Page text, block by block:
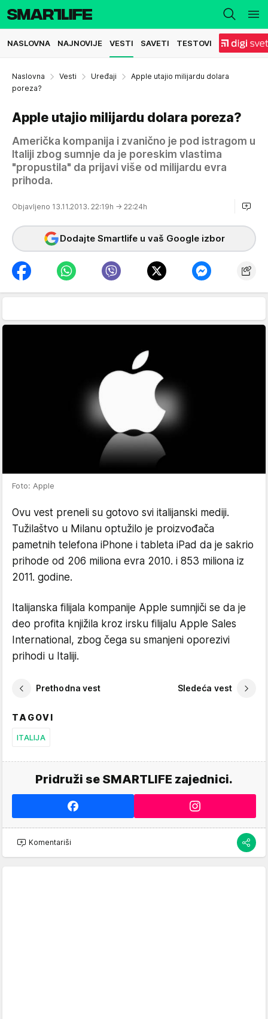
NASLOVNA NAJNOVIJE VESTI SAVETI TESTOVI
Naslovna Vesti Uređaji
Apple utajio milijardu dolara
poreza?
Apple utajio milijardu dolara poreza?
Američka kompanija i zvanično je pod istragom u
Italiji zbog sumnje da je poreskim vlastima
"propustila" da prijavi više od milijardu evra
prihoda.
Objavljeno 13.11.2013. 22:19h → 22:24h
Dodajte Smartlife u vaš Google izbor
Foto: Apple
Ovu vest preneli su gotovo svi italijanski mediji.
Tužilaštvo u Milanu optužilo je proizvođača
pametnih telefona iPhone i tableta iPad da je sakrio
prihode od 206 miliona evra 2010. i 853 miliona iz
2011. godine.
Italijanska filijala kompanije Apple sumnjiči se da je
deo profita knjižila kroz irsku filijalu Apple Sales
International, zbog čega su smanjeni oporezivi
prihodi u Italiji.
Prethodna vest Sledeća vest
TAGOVI
ITALIJA
Pridruži se SMARTLIFE zajednici.
Komentariši